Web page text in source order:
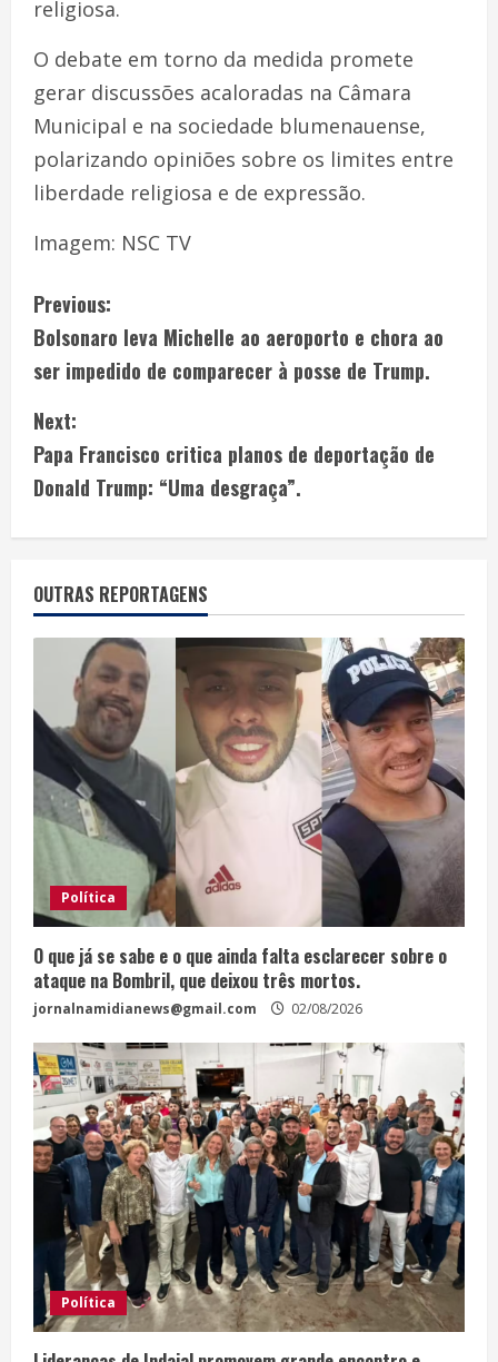
religiosa.
O debate em torno da medida promete
gerar discussões acaloradas na Câmara
Municipal e na sociedade blumenauense,
polarizando opiniões sobre os limites entre
liberdade religiosa e de expressão.
Imagem: NSC TV
Previous:
Bolsonaro leva Michelle ao aeroporto e chora ao
ser impedido de comparecer à posse de Trump.
Next:
Papa Francisco critica planos de deportação de
Donald Trump: “Uma desgraça”.
OUTRAS REPORTAGENS
Política
O que já se sabe e o que ainda falta esclarecer sobre o
ataque na Bombril, que deixou três mortos.
jornalnamidianews@gmail.com 02/08/2026
Política